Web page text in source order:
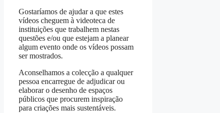
Gostaríamos de ajudar a que estes
vídeos cheguem à videoteca de
instituições que trabalhem nestas
questões e/ou que estejam a planear
algum evento onde os vídeos possam
ser mostrados.
Aconselhamos a colecção a qualquer
pessoa encarregue de adjudicar ou
elaborar o desenho de espaços
públicos que procurem inspiração
para criações mais sustentáveis.